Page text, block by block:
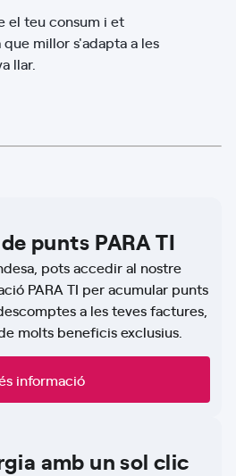
el teu consum i et
millor s'adapta a les
llar.
punts PARA TI
pots accedir al nostre
PARA TI per acumular punts
a les teves factures,
molts beneficis exclusius.
informació
amb un sol clic